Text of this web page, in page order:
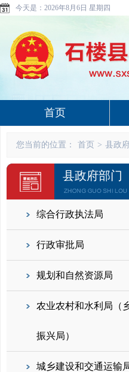
今天是： 2026年8月6日 星期四
首页
您当前的位置： 首页 > 县政
县政府部门
综合行政执法局
行政审批局
规划和自然资源局
农业农村和水利局（
振兴局）
城乡建设和交通运输